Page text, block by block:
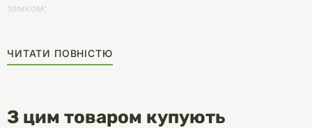
замком;
• НЕ містять штучних барвників;
Де використовувати ласощі?
приємний додаток до денного раціону в будь-який зручний
ЧИТАТИ ПОВНІСТЮ
З цим товаром купують